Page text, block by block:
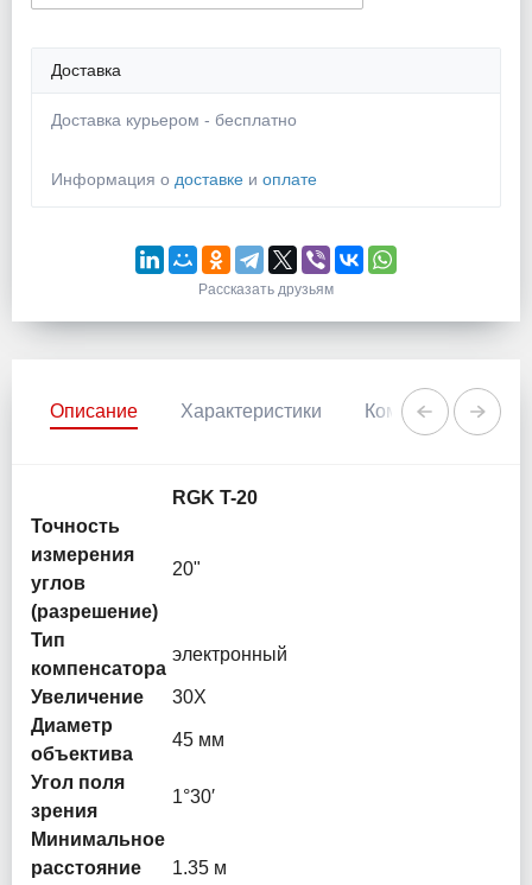
Доставка
Доставка курьером - бесплатно
Информация о доставке и оплате
Рассказать друзьям
Описание Характеристики Комментарии
RGK T-20
Точность
измерения
углов
(разрешение)
20"
Тип
компенсатора
электронный
Увеличение
30X
Диаметр
объектива
45 мм
Угол поля
зрения
1°30′
Минимальное
расстояние
1.35 м